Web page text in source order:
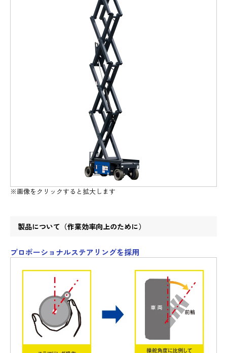
※画像をクリックすると拡大します
製品について（作業効率向上のために）
プロポーショナルステアリングを採用